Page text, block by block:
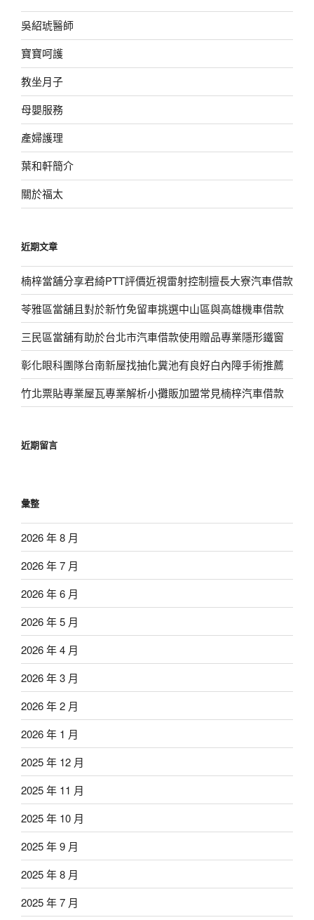
吳紹琥醫師
寶寶呵護
教坐月子
母嬰服務
產婦護理
葉和軒簡介
關於福太
近期文章
楠梓當舖分享君綺PTT評價近視雷射控制擅長大寮汽車借款
苓雅區當舖且對於新竹免留車挑選中山區與高雄機車借款
三民區當舖有助於台北市汽車借款使用贈品專業隱形鐵窗
彰化眼科團隊台南新屋找抽化糞池有良好白內障手術推薦
竹北票貼專業屋瓦專業解析小攤販加盟常見楠梓汽車借款
近期留言
彙整
2026 年 8 月
2026 年 7 月
2026 年 6 月
2026 年 5 月
2026 年 4 月
2026 年 3 月
2026 年 2 月
2026 年 1 月
2025 年 12 月
2025 年 11 月
2025 年 10 月
2025 年 9 月
2025 年 8 月
2025 年 7 月